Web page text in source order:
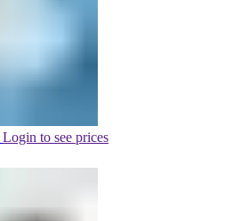
Login to see prices